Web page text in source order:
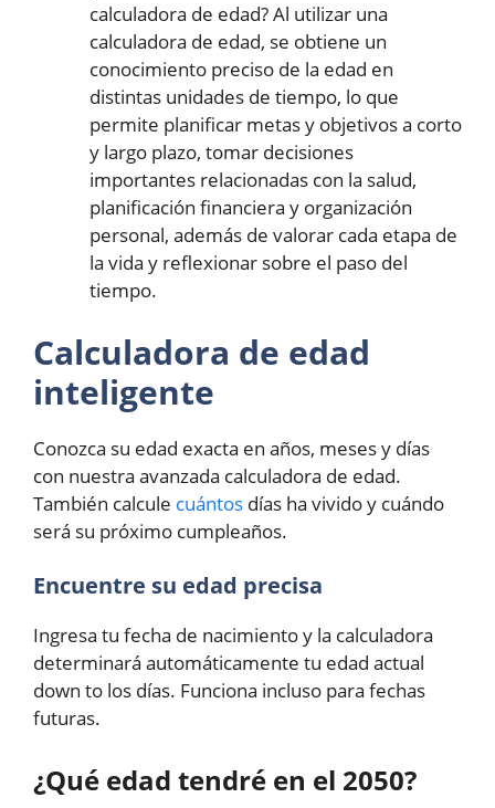
calculadora de edad? Al utilizar una
calculadora de edad, se obtiene un
conocimiento preciso de la edad en
distintas unidades de tiempo, lo que
permite planificar metas y objetivos a corto
y largo plazo, tomar decisiones
importantes relacionadas con la salud,
planificación financiera y organización
personal, además de valorar cada etapa de
la vida y reflexionar sobre el paso del
tiempo.
Calculadora de edad
inteligente
Conozca su edad exacta en años, meses y días
con nuestra avanzada calculadora de edad.
También calcule cuántos días ha vivido y cuándo
será su próximo cumpleaños.
Encuentre su edad precisa
Ingresa tu fecha de nacimiento y la calculadora
determinará automáticamente tu edad actual
down to los días. Funciona incluso para fechas
futuras.
¿Qué edad tendré en el 2050?